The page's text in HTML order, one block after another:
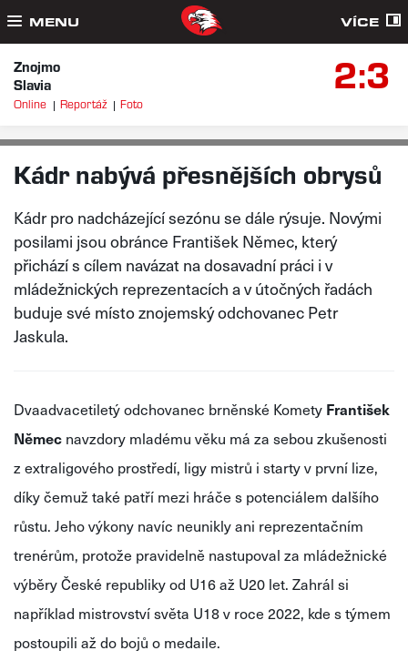
MENU VÍCE
Znojmo
Slavia
2:3
Online Reportáž Foto
SIMONA RŮŽIČKOVÁ, FOTO: LUKÁŠ HRUBAN
Kádr nabývá přesnějších obrysů
Kádr pro nadcházející sezónu se dále rýsuje. Novými
posilami jsou obránce František Němec, který
přichází s cílem navázat na dosavadní práci i v
mládežnických reprezentacích a v útočných řadách
buduje své místo znojemský odchovanec Petr
Jaskula.
Dvaadvacetiletý odchovanec brněnské Komety František
Němec navzdory mladému věku má za sebou zkušenosti
z extraligového prostředí, ligy mistrů i starty v první lize,
díky čemuž také patří mezi hráče s potenciálem dalšího
růstu. Jeho výkony navíc neunikly ani reprezentačním
trenérům, protože pravidelně nastupoval za mládežnické
výběry České republiky od U16 až U20 let. Zahrál si
například mistrovství světa U18 v roce 2022, kde s týmem
postoupili až do bojů o medaile.